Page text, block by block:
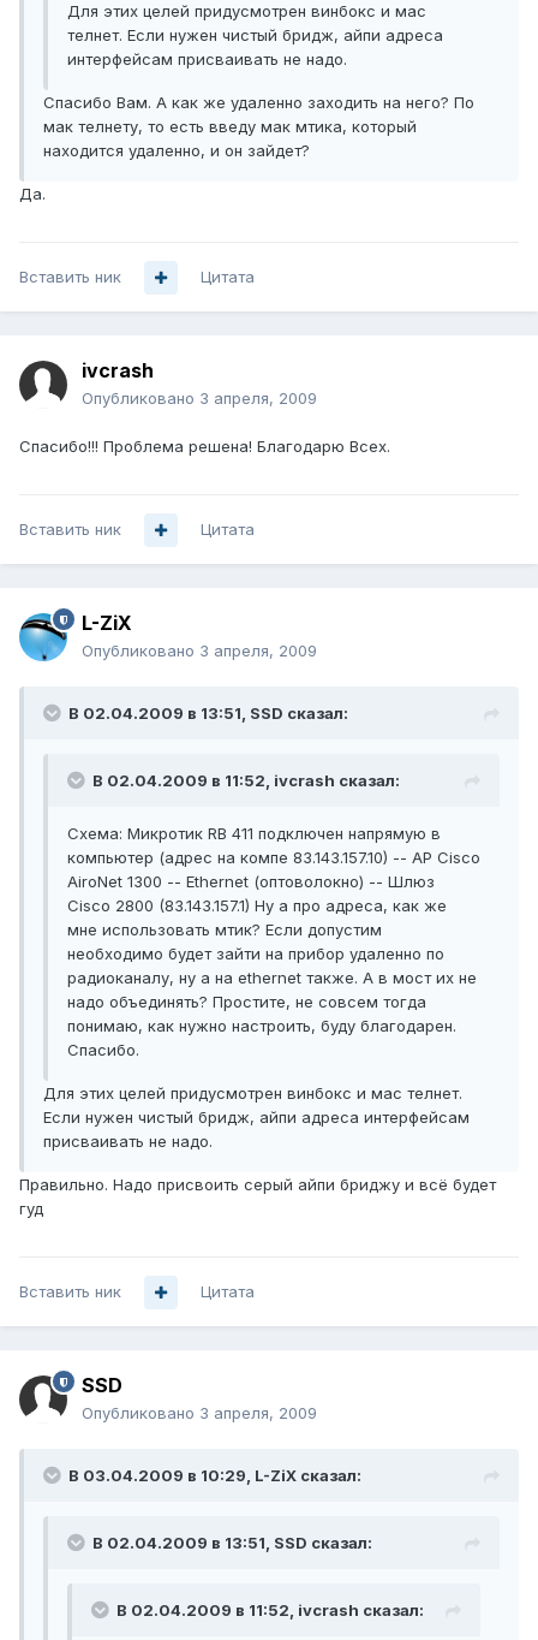
Для этих целей придусмотрен винбокс и мас
телнет. Если нужен чистый бридж, айпи адреса
интерфейсам присваивать не надо.
Спасибо Вам. А как же удаленно заходить на него? По
мак телнету, то есть введу мак мтика, который
находится удаленно, и он зайдет?
Да.
Вставить ник Цитата
ivcrash
Опубликовано 3 апреля, 2009
Спасибо!!! Проблема решена! Благодарю Всех.
Вставить ник Цитата
L-ZiX
Опубликовано 3 апреля, 2009
В 02.04.2009 в 13:51, SSD сказал:
В 02.04.2009 в 11:52, ivcrash сказал:
Схема: Микротик RB 411 подключен напрямую в
компьютер (адрес на компе 83.143.157.10) -- AP Cisco
AiroNet 1300 -- Ethernet (оптоволокно) -- Шлюз
Cisco 2800 (83.143.157.1) Ну а про адреса, как же
мне использовать мтик? Если допустим
необходимо будет зайти на прибор удаленно по
радиоканалу, ну а на ethernet также. А в мост их не
надо объединять? Простите, не совсем тогда
понимаю, как нужно настроить, буду благодарен.
Спасибо.
Для этих целей придусмотрен винбокс и мас телнет.
Если нужен чистый бридж, айпи адреса интерфейсам
присваивать не надо.
Правильно. Надо присвоить серый айпи бриджу и всё будет
гуд
Вставить ник Цитата
SSD
Опубликовано 3 апреля, 2009
В 03.04.2009 в 10:29, L-ZiX сказал:
В 02.04.2009 в 13:51, SSD сказал:
В 02.04.2009 в 11:52, ivcrash сказал: